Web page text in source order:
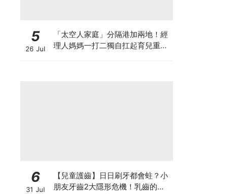
5
26 Jul
「太空人家庭」分隔港加兩地！經
理人媽媽一打二獨自扛起育兒重
6
31 Jul
【兒童護齒】日日刷牙都會蛀？小
朋友牙齒2大隱形危機！乳齒的琺